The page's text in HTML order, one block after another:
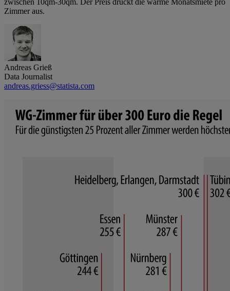
zwischen 10qm-30qm. Der Preis drückt die warme Monatsmiete pro
Zimmer aus.
Andreas Grieß
Data Journalist
andreas.griess@statista.com